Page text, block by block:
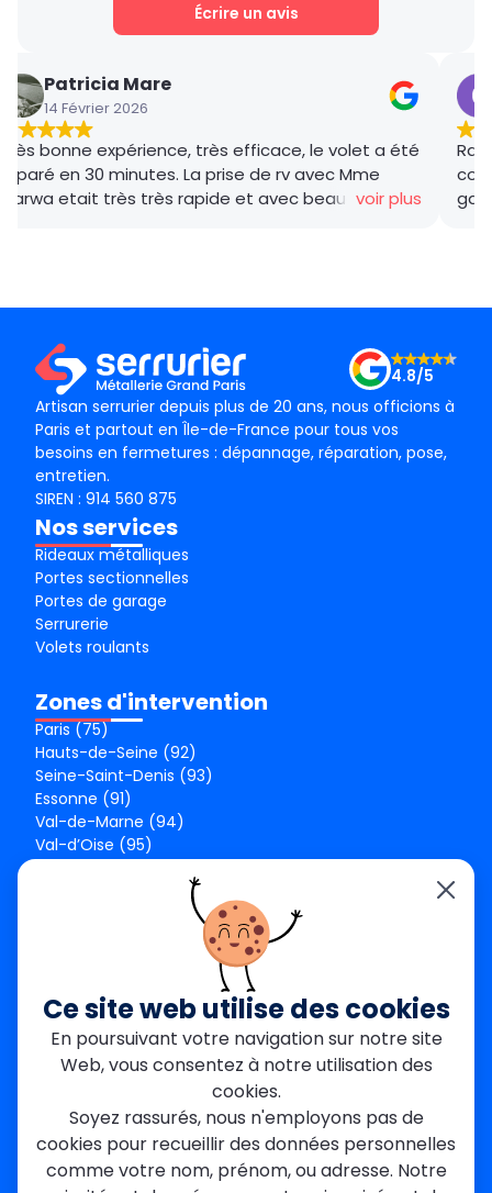
Écrire un avis
Patricia Mare
14 Février 2026
Très bonne expérience, très efficace, le volet a été
réparé en 30 minutes. La prise de rv avec Mme
Marwa etait très très rapide et avec beaucoup de
voir plus
Artisan serrurier depuis plus de 20 ans, nous officions à
Paris et partout en Île-de-France pour tous vos
besoins en fermetures : dépannage, réparation, pose,
entretien.
4.8/5
SIREN : 914 560 875
Nos services
Rideaux métalliques
Portes sectionnelles
Portes de garage
Serrurerie
Volets roulants
Zones d'intervention
Paris (75)
Hauts-de-Seine (92)
Seine-Saint-Denis (93)
Essonne (91)
Val-de-Marne (94)
Val-d’Oise (95)
Seine-Saint-Denis
Garges-lès-Gonesse
Val-de-Marne
Dourdan
Mantes-la-Jolie
Créteil
Seine-et-Marne
Ce site web utilise des cookies
En poursuivant votre navigation sur notre site
Web, vous consentez à notre utilisation des
cookies.
Soyez rassurés, nous n'employons pas de
cookies pour recueillir des données personnelles
comme votre nom, prénom, ou adresse. Notre